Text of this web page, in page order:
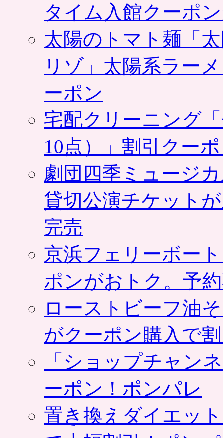
タイム入館クーポ
太陽のトマト麺「
リゾ」太陽系ラー
ーポン
宅配クリーニング
10点）」割引クー
劇団四季ミュージ
貸切公演チケット
完売
京浜フェリーボー
ポンがおトク。予
ローストビーフ油
がクーポン購入で
「ショップチャン
ーポン！ポンパレ
置き換えダイエッ